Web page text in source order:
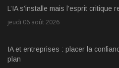
L’IA s’installe mais l’esprit critique
jeudi 06 août 2026
IA et entreprises : placer la
plan